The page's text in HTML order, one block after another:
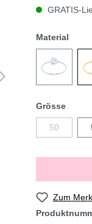
GRATIS-
Material
Grösse
50
Zum